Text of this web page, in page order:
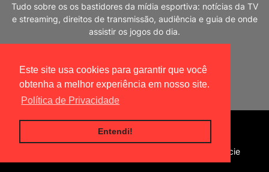
Este site usa cookies para garantir que você
obtenha a melhor experiência em nosso site.
Política de Privacidade
Entendi!
Tudo sobre os os bastidores da mídia esportiva: notícias da TV
e streaming, direitos de transmissão, audiência e guia de onde
assistir os jogos do dia.
Blogger Templates|
Anuncie